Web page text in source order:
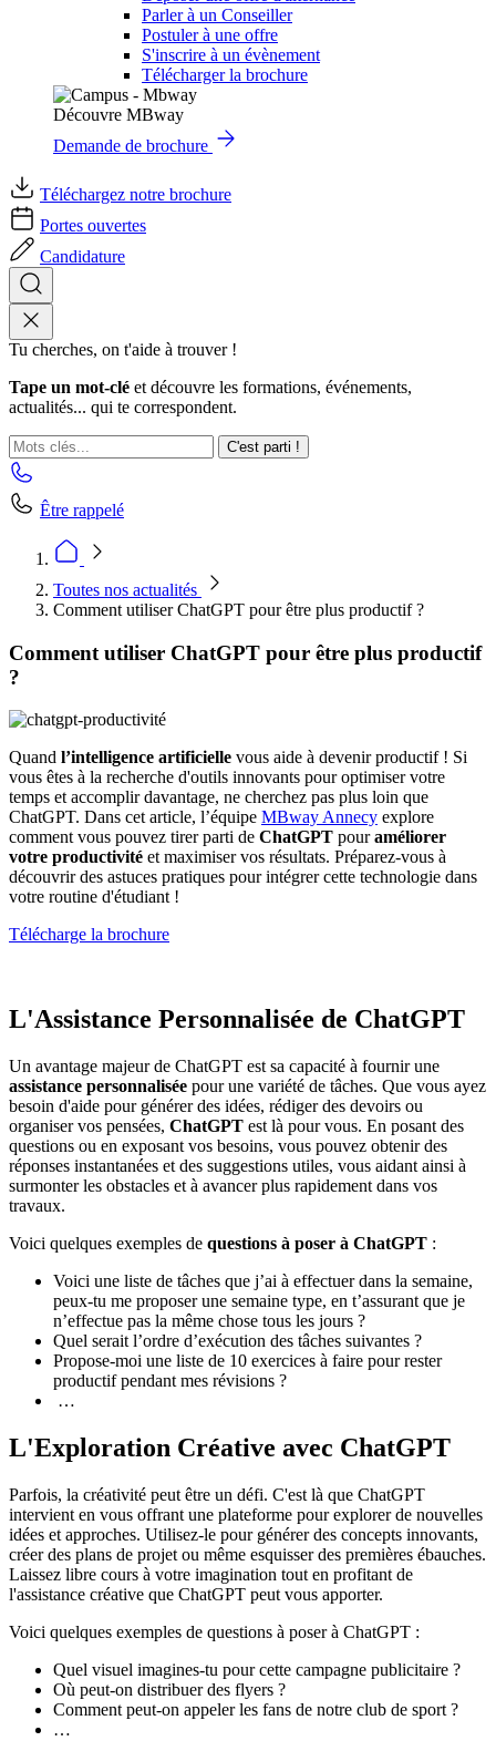
Parler à un Conseiller
Postuler à une offre
S'inscrire à un évènement
Télécharger la brochure
Découvre MBway
Demande de brochure
Téléchargez notre brochure
Portes ouvertes
Candidature
Tu cherches, on t'aide à trouver !
Tape un mot-clé et découvre les formations, événements,
actualités... qui te correspondent.
C'est parti !
Être rappelé
Toutes nos actualités
Comment utiliser ChatGPT pour être plus productif ?
Comment utiliser ChatGPT pour être plus productif
?
Quand l’intelligence artificielle vous aide à devenir productif ! Si
vous êtes à la recherche d'outils innovants pour optimiser votre
temps et accomplir davantage, ne cherchez pas plus loin que
ChatGPT. Dans cet article, l’équipe MBway Annecy explore
comment vous pouvez tirer parti de ChatGPT pouraméliorer
votre productivité et maximiser vos résultats. Préparez-vous à
découvrir des astuces pratiques pour intégrer cette technologie dans
votre routine d'étudiant !
Télécharge la brochure
L'Assistance Personnalisée de ChatGPT
Un avantage majeur de ChatGPT est sa capacité à fournir une
assistance personnalisée pour une variété de tâches. Que vous ayez
besoin d'aide pour générer des idées, rédiger des devoirs ou
organiser vos pensées, ChatGPT est là pour vous. En posant des
questions ou en exposant vos besoins, vous pouvez obtenir des
réponses instantanées et des suggestions utiles, vous aidant ainsi à
surmonter les obstacles et à avancer plus rapidement dans vos
travaux.
Voici quelques exemples de questions à poser à ChatGPT :
Voici une liste de tâches que j’ai à effectuer dans la semaine,
peux-tu me proposer une semaine type, en t’assurant que je
n’effectue pas la même chose tous les jours ?
Quel serait l’ordre d’exécution des tâches suivantes ?
Propose-moi une liste de 10 exercices à faire pour rester
productif pendant mes révisions ?
…
L'Exploration Créative avec ChatGPT
Parfois, la créativité peut être un défi. C'est là que ChatGPT
intervient en vous offrant une plateforme pour explorer de nouvelles
idées et approches. Utilisez-le pour générer des concepts innovants,
créer des plans de projet ou même esquisser des premières ébauches.
Laissez libre cours à votre imagination tout en profitant de
l'assistance créative que ChatGPT peut vous apporter.
Voici quelques exemples de questions à poser à ChatGPT :
Quel visuel imagines-tu pour cette campagne publicitaire ?
Où peut-on distribuer des flyers ?
Comment peut-on appeler les fans de notre club de sport ?
…